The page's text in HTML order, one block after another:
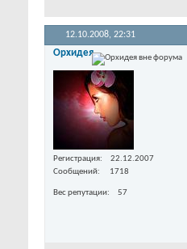
12.10.2008, 22:31
Орхидея
Регистрация
22.12.2007
Сообщений
1718
Вес репутации 57